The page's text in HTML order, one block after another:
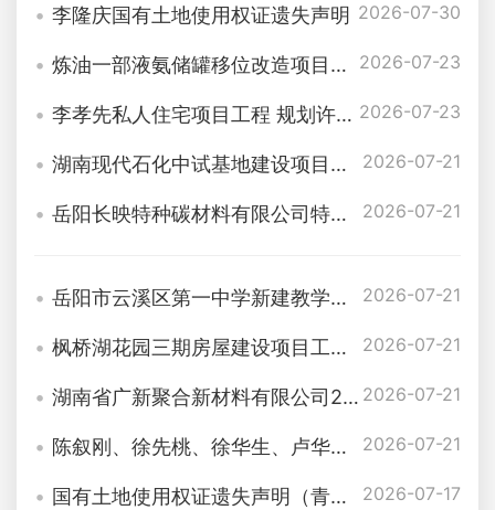
李隆庆国有土地使用权证遗失声明 2026-07-30
炼油一部液氨储罐移位改造项目工程规划许可批后公布 2026-07-23
李孝先私人住宅项目工程 规划许可批后公布 2026-07-23
湖南现代石化中试基地建设项目（一期）工程规划许可批后公布 2026-07-21
岳阳长映特种碳材料有限公司特种沥青建设项目储罐及装卸设施配套完善工程规划许可批后公布 2026-07-21
岳阳市云溪区第一中学新建教学楼及学生宿舍改造项目工程规划许可批后公布 2026-07-21
枫桥湖花园三期房屋建设项目工程规划许可批后公布 2026-07-21
湖南省广新聚合新材料有限公司28/12万吨/年聚酰胺-尼龙薄膜项目工程规划许可批后公布 2026-07-21
陈叙刚、徐先桃、徐华生、卢华、徐忠星、邓新平、王宏、张松林、杨来保、王靖、陈飞志、蔡永进、沈珍喜、段利兵、卢露、熬海军、熬红军、刘庆辉、施爱萍、卢盛洲、卢德志、王正泉、吴习文、崔美香私人住宅项目工程规划许可批后公布 2026-07-21
国有土地使用权证遗失声明（青山油剂） 2026-07-17